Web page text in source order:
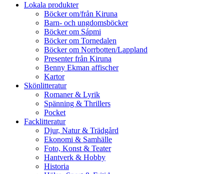
Lokala produkter
Böcker om/från Kiruna
Barn- och ungdomsböcker
Böcker om Sápmi
Böcker om Tornedalen
Böcker om Norrbotten/Lappland
Presenter från Kiruna
Benny Ekman affischer
Kartor
Skönlitteratur
Romaner & Lyrik
Spänning & Thrillers
Pocket
Facklitteratur
Djur, Natur & Trädgård
Ekonomi & Samhälle
Foto, Konst & Teater
Hantverk & Hobby
Historia